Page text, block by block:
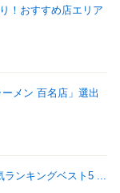
！おすすめ店エリア
メン 百名店」選出
ランキングベスト5 ...